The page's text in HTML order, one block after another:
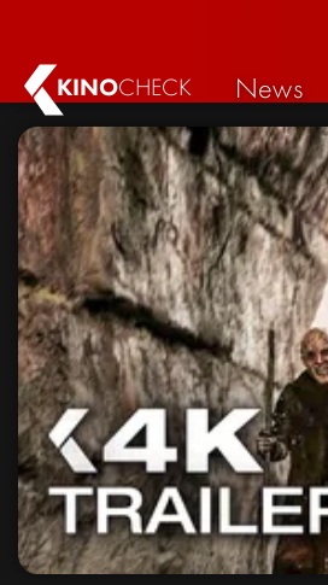
KINOCHECK News